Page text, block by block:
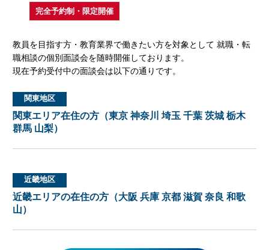
完全予約制・限定開催
教員を目指す方・教育業界で働きたい方を対象として 就職・転
職相談の個別面談会を随時開催しております。
現在予約受付中の面談会は以下の通りです。
関東地区
関東エリア在住の方（東京 神奈川 埼玉 千葉 茨城 栃木
群馬 山梨）
近畿地区
近畿エリアの在住の方（大阪 兵庫 京都 滋賀 奈良 和歌
山）